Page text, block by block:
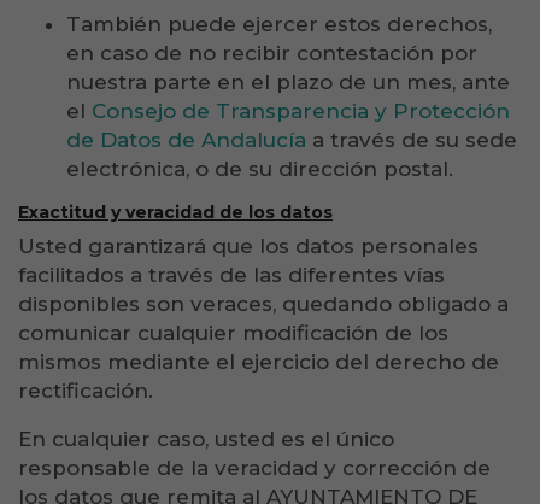
También puede ejercer estos derechos,
en caso de no recibir contestación por
nuestra parte en el plazo de un mes, ante
el Consejo de Transparencia y Protección
de Datos de Andalucía a través de su sede
electrónica, o de su dirección postal.
Exactitud y veracidad de los datos
Usted garantizará que los datos personales
facilitados a través de las diferentes vías
disponibles son veraces, quedando obligado a
comunicar cualquier modificación de los
mismos mediante el ejercicio del derecho de
rectificación.
En cualquier caso, usted es el único
responsable de la veracidad y corrección de
los datos que remita al AYUNTAMIENTO DE